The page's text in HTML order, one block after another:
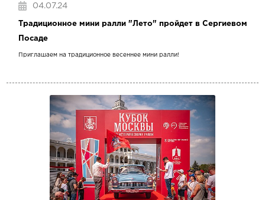
04.07.24
Традиционное мини ралли "Лето" пройдет в Сергиевом
Посаде
Приглашаем на традиционное весеннее мини ралли!